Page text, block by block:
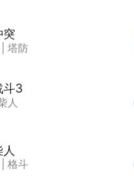
突
塔防
斗3
人
格斗